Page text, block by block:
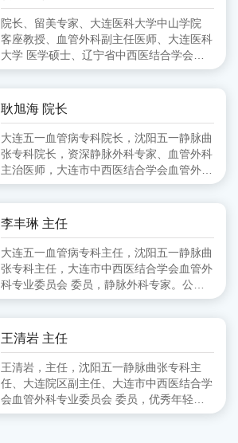
院长、留美专家、大连医科大学中山学院
客座教授、血管外科副主任医师、大连医科
大学 医学硕士、辽宁省中西医结合学会周
围血管病分会 委员、大连市中西医结合学
会血管外科分会 副主任委员、大连市医师
协会血管外科分会 委员
耿旭海 院长
大连五一血管病专科院长，沈阳五一静脉曲
张专科院长，资深静脉外科专家、血管外科
主治医师，大连市中西医结合学会血管外科
专业委员会 委员,毕业于锦州医学院
李丰琳 主任
大连五一血管病专科主任，沈阳五一静脉曲
张专科主任，大连市中西医结合学会血管外
科专业委员会 委员，静脉外科专家。公立
医院从事血管外科工作十余年，擅长对下肢
静脉曲张的超声定位引导下的微创治疗。
王清岩 主任
王清岩，主任，沈阳五一静脉曲张专科主
任、大连院区副主任、大连市中西医结合学
会血管外科专业委员会 委员，优秀年轻静
脉外科专家。毕业于山东第一医科大学，三